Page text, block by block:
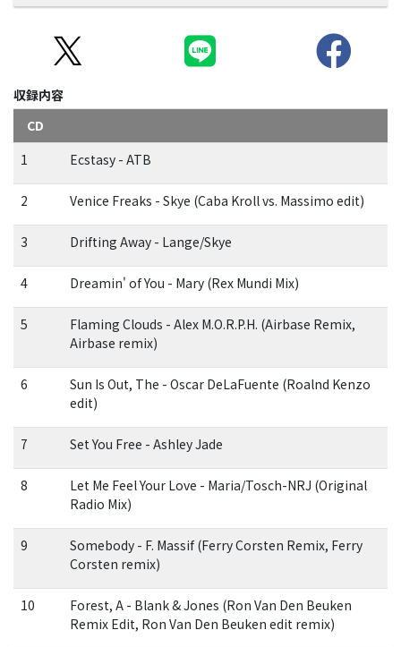
収録内容
CD
1
Ecstasy - ATB
2 Venice Freaks - Skye (Caba Kroll vs. Massimo edit)
3 Drifting Away - Lange/Skye
4 Dreamin' of You - Mary (Rex Mundi Mix)
5
Flaming Clouds - Alex M.O.R.P.H. (Airbase Remix,
Airbase remix)
6
Sun Is Out, The - Oscar DeLaFuente (Roalnd Kenzo
edit)
7 Set You Free - Ashley Jade
8
Let Me Feel Your Love - Maria/Tosch-NRJ (Original
Radio Mix)
9
Somebody - F. Massif (Ferry Corsten Remix, Ferry
Corsten remix)
10
Forest, A - Blank & Jones (Ron Van Den Beuken
Remix Edit, Ron Van Den Beuken edit remix)